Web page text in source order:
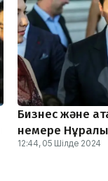
Бизнес және
немере Нұралы
12:44, 05 Шілде 2024